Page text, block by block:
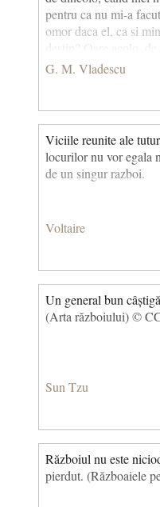
pentru ca nu mi-a
omor daca el, ca si
mi ocheste inima,
G. M. Vladescu
Viciile reunite ale
locurilor nu vor egala
de un singur razboi.
Voltaire
Un general bun
(Arta războiului) ©
Sun Tzu
Războiul nu este
pierdut. (Războaiele